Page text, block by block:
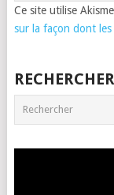
Ce site utilise
sur la façon dont
RECHERCHER